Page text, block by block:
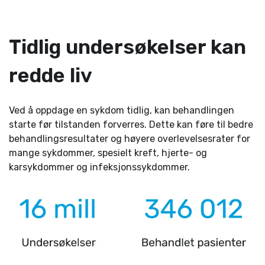
Tidlig undersøkelser kan
redde liv
Ved å oppdage en sykdom tidlig, kan behandlingen
starte før tilstanden forverres. Dette kan føre til bedre
behandlingsresultater og høyere overlevelsesrater for
mange sykdommer, spesielt kreft, hjerte- og
karsykdommer og infeksjonssykdommer.